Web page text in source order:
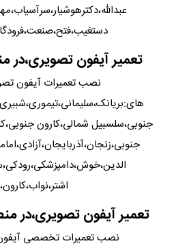
تعمیر آیفون تصویری،در منطقه
نصب تعمیرات آیفون
جنوبی،سلسبیل شمالی،کارون
تعمیر آیفون تصویری،در منطقه
نصب تعمیرات تخصصی